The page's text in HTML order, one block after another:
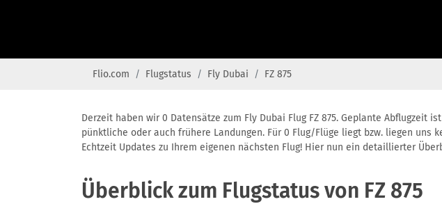
Flio.com Flugstatus Fly Dubai FZ 875
Derzeit haben wir 0 Datensätze zum Fly Dubai Flug FZ 875. Geplante Abflugzeit
pünktliche oder auch frühere Landungen. Für 0 Flug/Flüge liegt bzw. liegen
Echtzeit Updates zu Ihrem eigenen nächsten Flug! Hier nun ein detaillierter
Überblick zum Flugstatus von FZ 875